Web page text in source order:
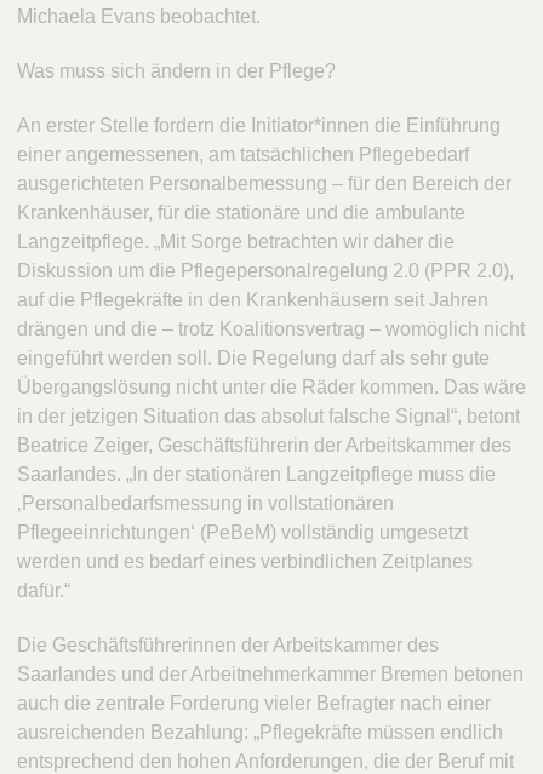
Michaela Evans beobachtet.
Was muss sich ändern in der Pflege?
An erster Stelle fordern die Initiator*innen die Einführung
einer angemessenen, am tatsächlichen Pflegebedarf
ausgerichteten Personalbemessung – für den Bereich der
Krankenhäuser, für die stationäre und die ambulante
Langzeitpflege. „Mit Sorge betrachten wir daher die
Diskussion um die Pflegepersonalregelung 2.0 (PPR 2.0),
auf die Pflegekräfte in den Krankenhäusern seit Jahren
drängen und die – trotz Koalitionsvertrag – womöglich nicht
eingeführt werden soll. Die Regelung darf als sehr gute
Übergangslösung nicht unter die Räder kommen. Das wäre
in der jetzigen Situation das absolut falsche Signal“, betont
Beatrice Zeiger, Geschäftsführerin der Arbeitskammer des
Saarlandes. „In der stationären Langzeitpflege muss die
‚Personalbedarfsmessung in vollstationären
Pflegeeinrichtungen‘ (PeBeM) vollständig umgesetzt
werden und es bedarf eines verbindlichen Zeitplanes
dafür.“
Die Geschäftsführerinnen der Arbeitskammer des
Saarlandes und der Arbeitnehmerkammer Bremen betonen
auch die zentrale Forderung vieler Befragter nach einer
ausreichenden Bezahlung: „Pflegekräfte müssen endlich
entsprechend den hohen Anforderungen, die der Beruf mit